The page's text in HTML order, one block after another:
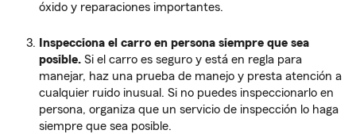
óxido y reparaciones importantes.
Inspecciona el carro en persona siempre que sea
posible. Si el carro es seguro y está en regla para
manejar, haz una prueba de manejo y presta atención a
cualquier ruido inusual. Si no puedes inspeccionarlo en
persona, organiza que un servicio de inspección lo haga
siempre que sea posible.